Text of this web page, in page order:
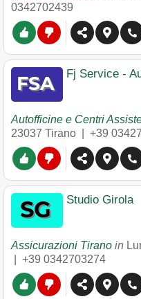
0342702439
Fj Service -
Autofficine e Centri
23037 Tirano +39
Studio Girola
Assicurazioni Tirano in
+39 0342703274